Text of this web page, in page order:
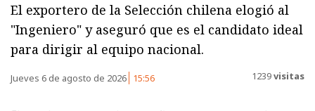
El exportero de la Selección chilena elogió al
"Ingeniero" y aseguró que es el candidato ideal
para dirigir al equipo nacional.
Jueves 6 de agosto de 2026 15:56 1239visitas